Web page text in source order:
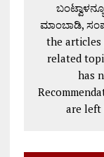
ಮಾಂಬಾಡಿ,
the articles
related
has
are left